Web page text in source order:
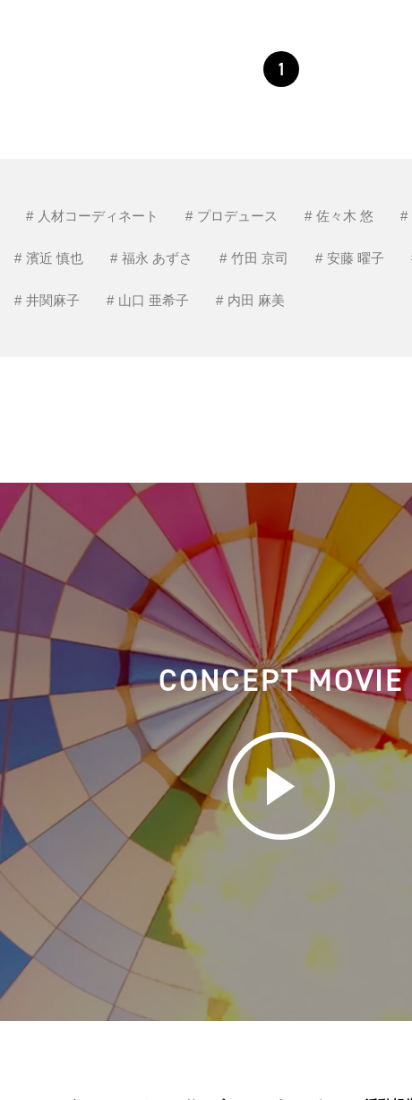
1
人材コーディネート プロデュース 佐々木 悠
濱近 慎也 福永 あずさ 竹田 京司 安藤 曜子
井関麻子 山口 亜希子 内田 麻美
CONCEPT MOVIE